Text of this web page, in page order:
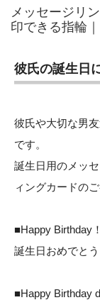
彼氏の誕生日
彼氏や大切な男
です。
誕生日用のメッ
ィングカードの
■Happy Birthday
誕生日おめでと
■Happy Birthday